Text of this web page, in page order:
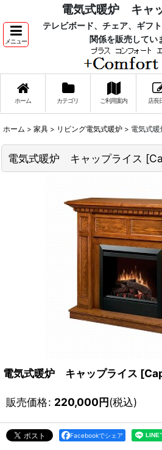
電気式暖炉 キャ
メニュー
テレビボード、チェア、ギフ
関係を販売してい
ホーム カテゴリ ご利用案内 店長
ホーム > 家具 > リビング電気式暖炉 > 電気式
電気式暖炉 キャップライス [
電気式暖炉 キャップライス [
販売価格: 220,000円(税込)
Facebookでシェア